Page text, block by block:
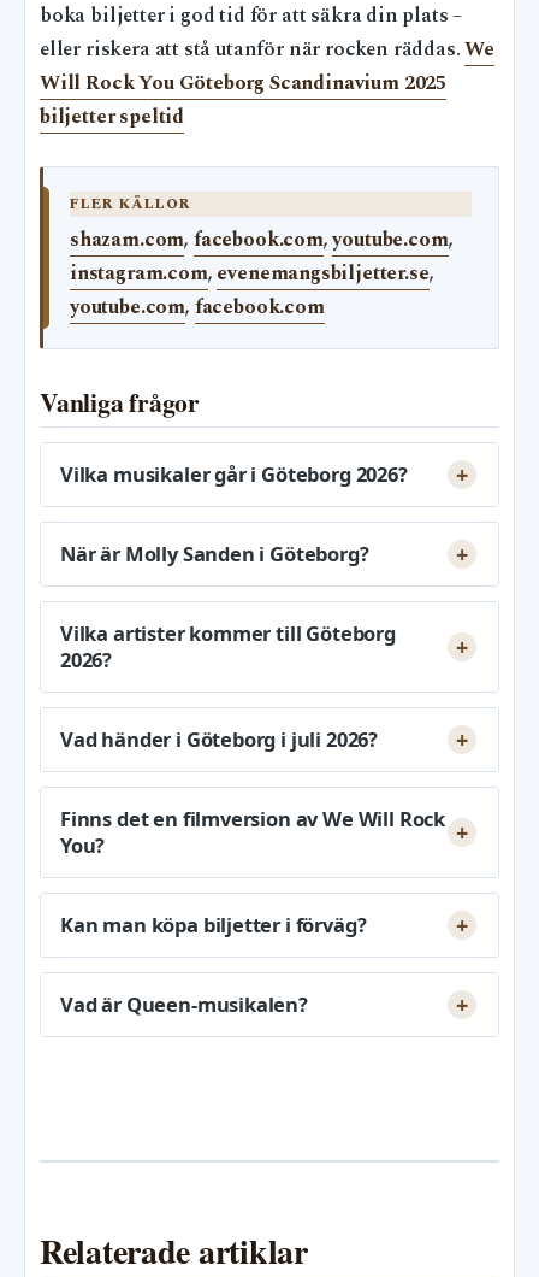
boka biljetter i god tid för att säkra din plats –
eller riskera att stå utanför när rocken räddas.We
Will Rock You Göteborg Scandinavium 2025
biljetter speltid
FLER KÄLLOR
shazam.com, facebook.com,youtube.com,
instagram.com, evenemangsbiljetter.se,
youtube.com, facebook.com
Vanliga frågor
Vilka musikaler går i Göteborg 2026?
När är Molly Sanden i Göteborg?
Vilka artister kommer till Göteborg
2026?
Vad händer i Göteborg i juli 2026?
Finns det en filmversion av We Will Rock
You?
Kan man köpa biljetter i förväg?
Vad är Queen-musikalen?
Relaterade artiklar